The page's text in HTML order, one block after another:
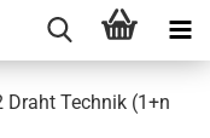
Draht Technik (1+n